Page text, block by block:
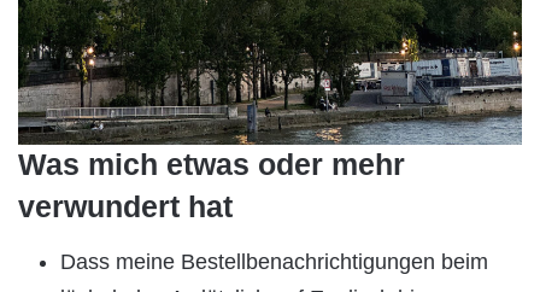
Was mich etwas oder mehr
verwundert hat
Dass meine Bestellbenachrichtigungen beim